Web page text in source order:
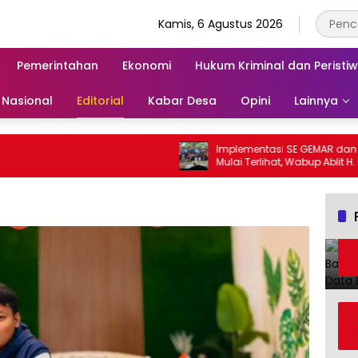
Kamis, 6 Agustus 2026
Pemerintahan Ekonomi Hukum Kriminal dan
Nasional Editorial Kabar Desa Opini Lainnya
Implementasi SE GEMAR dan
Mulai Terlihat, Wabup Ablit H. Ilyas
Para Ayah di Banggai Laut Kompak